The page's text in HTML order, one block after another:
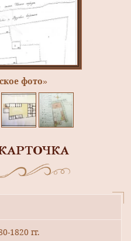
фото»
1820 гг.